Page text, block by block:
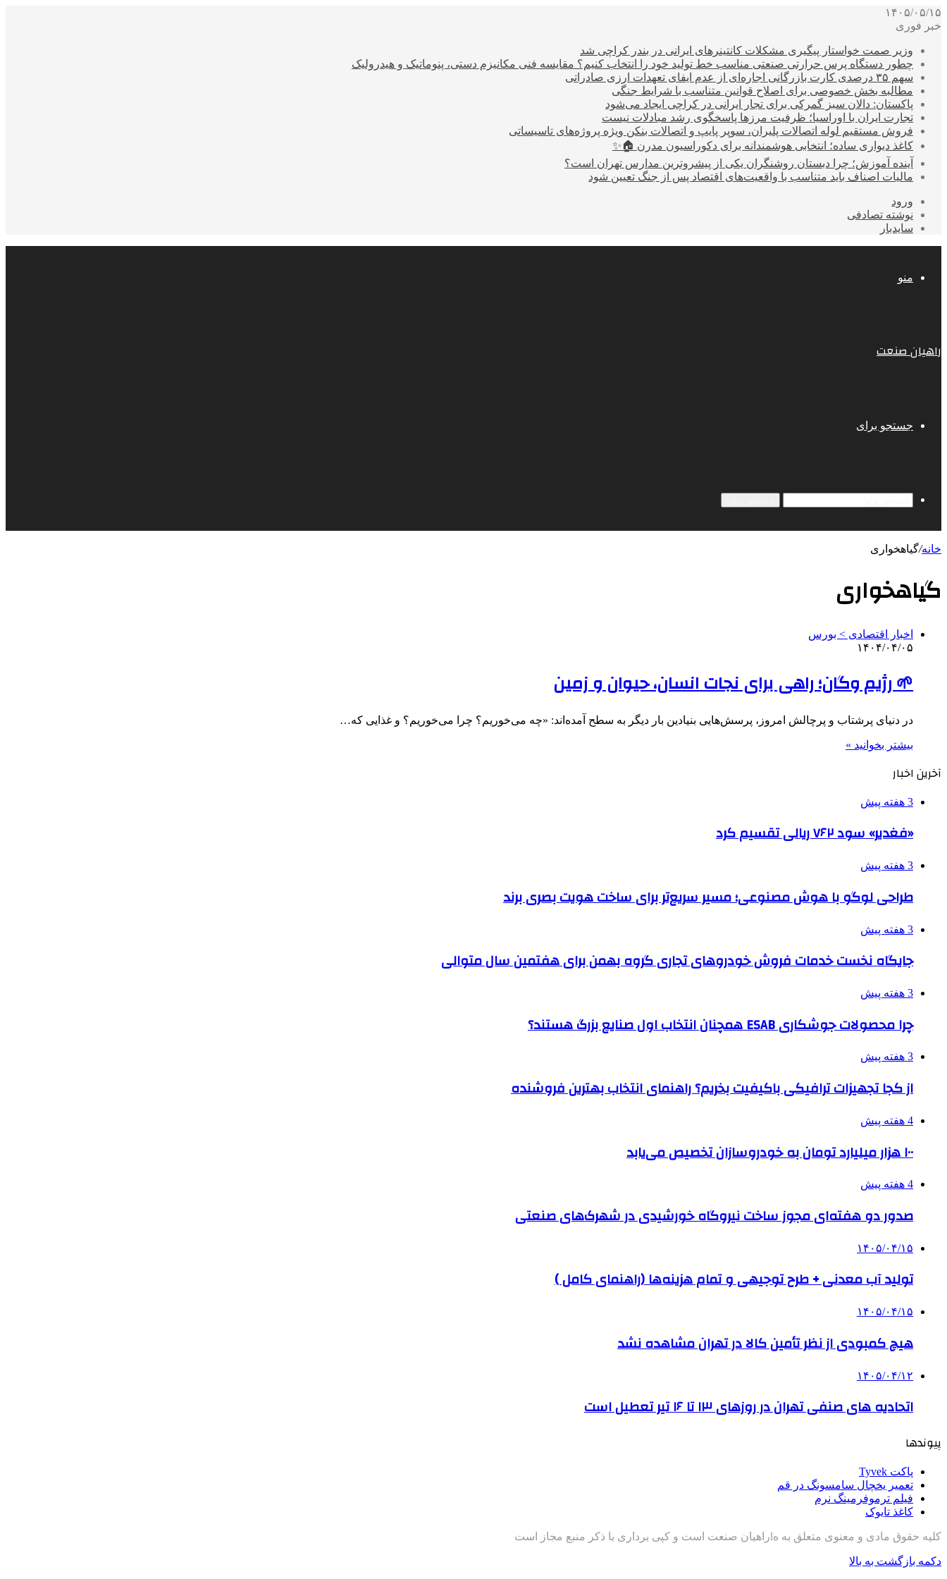
۱۴۰۵/۰۵/۱۵
خبر فوری
وزیر صمت خواستار پیگیری مشکلات کانتینرهای ایرانی در بندر کراچی شد
چطور دستگاه پرس حرارتی صنعتی مناسب خط تولید خود را انتخاب کنیم؟ مقایسه فنی مکانیزم دستی، پنوماتیک و هیدرولیک
سهم ۳۵ درصدی کارت بازرگانی اجاره‌ای از عدم ایفای تعهدات ارزی صادراتی
مطالبه بخش خصوصی برای اصلاح قوانین متناسب با شرایط جنگی
پاکستان: دالان سبز گمرکی برای تجار ایرانی در کراچی ایجاد می‌شود
تجارت ایران با اوراسیا؛ ظرفیت مرزها پاسخگوی رشد مبادلات نیست
فروش مستقیم لوله اتصالات پلیران، سوپر پایپ و اتصالات بنکن ویژه پروژه‌های تاسیساتی
کاغذ دیواری ساده؛ انتخابی هوشمندانه برای دکوراسیون مدرن 🏠✨
آینده آموزش؛ چرا دبستان روشنگران یکی از پیشروترین مدارس تهران است؟
مالیات اصناف باید متناسب با واقعیت‌های اقتصاد پس از جنگ تعیین شود
ورود
نوشته تصادفی
سایدبار
منو
راهیان صنعت
جستجو برای
خانه/گیاهخواری
گیاهخواری
اخبار اقتصادی > بورس
۱۴۰۴/۰۴/۰۵
🌱 رژیم وگان؛ راهی برای نجات انسان، حیوان و زمین
در دنیای پرشتاب و پرچالش امروز، پرسش‌هایی بنیادین بار دیگر به سطح آمده‌اند: «چه می‌خوریم؟ چرا می‌خوریم؟ و غذایی که…
بیشتر بخوانید »
آخرین اخبار
3 هفته پیش
«فغدیر» سود ۷۶۲ ریالی تقسیم کرد
3 هفته پیش
طراحی لوگو با هوش مصنوعی؛ مسیر سریع‌تر برای ساخت هویت بصری برند
3 هفته پیش
جایگاه نخست خدمات فروش خودروهای تجاری گروه بهمن برای هفتمین سال متوالی
3 هفته پیش
چرا محصولات جوشکاری ESAB همچنان انتخاب اول صنایع بزرگ هستند؟
3 هفته پیش
از کجا تجهیزات ترافیکی باکیفیت بخریم؟ راهنمای انتخاب بهترین فروشنده
4 هفته پیش
۱۰۰ هزار میلیارد تومان به خودروسازان تخصیص می‌یابد
4 هفته پیش
صدور دو هفته‌ای مجوز ساخت نیروگاه خورشیدی در شهرک‌های صنعتی
۱۴۰۵/۰۴/۱۵
تولید آب معدنی + طرح توجیهی و تمام هزینه‌ها (راهنمای کامل )
۱۴۰۵/۰۴/۱۵
هیچ کمبودی از نظر تأمین کالا در تهران مشاهده نشد
۱۴۰۵/۰۴/۱۲
اتحادیه های صنفی تهران در روزهای ۱۳ تا ۱۶ تیر تعطیل است
پیوندها
پاکت Tyvek
تعمیر یخچال سامسونگ در قم
فیلم ترموفرمینگ نرم
کاغذ تایوک
کلیه حقوق مادی و معنوی متعلق به هlراهیان صنعت است و کپی برداری با ذکر منبع مجاز است
دکمه بازگشت به بالا